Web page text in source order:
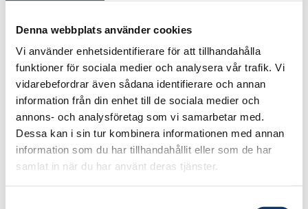
Denna webbplats använder cookies
Vi använder enhetsidentifierare för att tillhandahålla
funktioner för sociala medier och analysera vår trafik. Vi
vidarebefordrar även sådana identifierare och annan
information från din enhet till de sociala medier och
annons- och analysföretag som vi samarbetar med.
Dessa kan i sin tur kombinera informationen med annan
information som du har tillhandahållit eller som de har
samlat in när du har använt deras tjänster.